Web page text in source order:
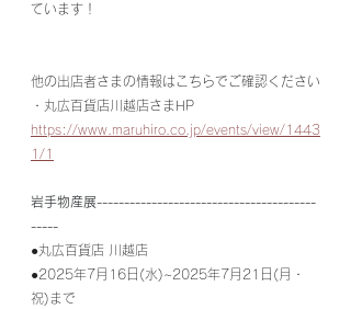
ています！
他の出店者さまの情報はこちらでご確認ください
・丸広百貨店川越店さまHP
https://www.maruhiro.co.jp/events/view/1443
1/1
岩手物産展----------------------------------------
-----
●丸広百貨店 川越店
●2025年7月16日(水)~2025年7月21日(月・
祝)まで